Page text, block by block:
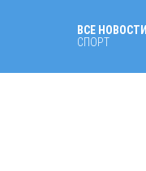
ВСЕ НОВОСТИ
СПОРТ